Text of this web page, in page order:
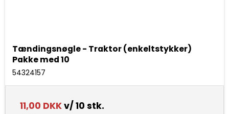
Tændingsnøgle - Traktor (enkeltstykker)
Pakke med 10
54324157
11,00 DKKv/ 10 stk.